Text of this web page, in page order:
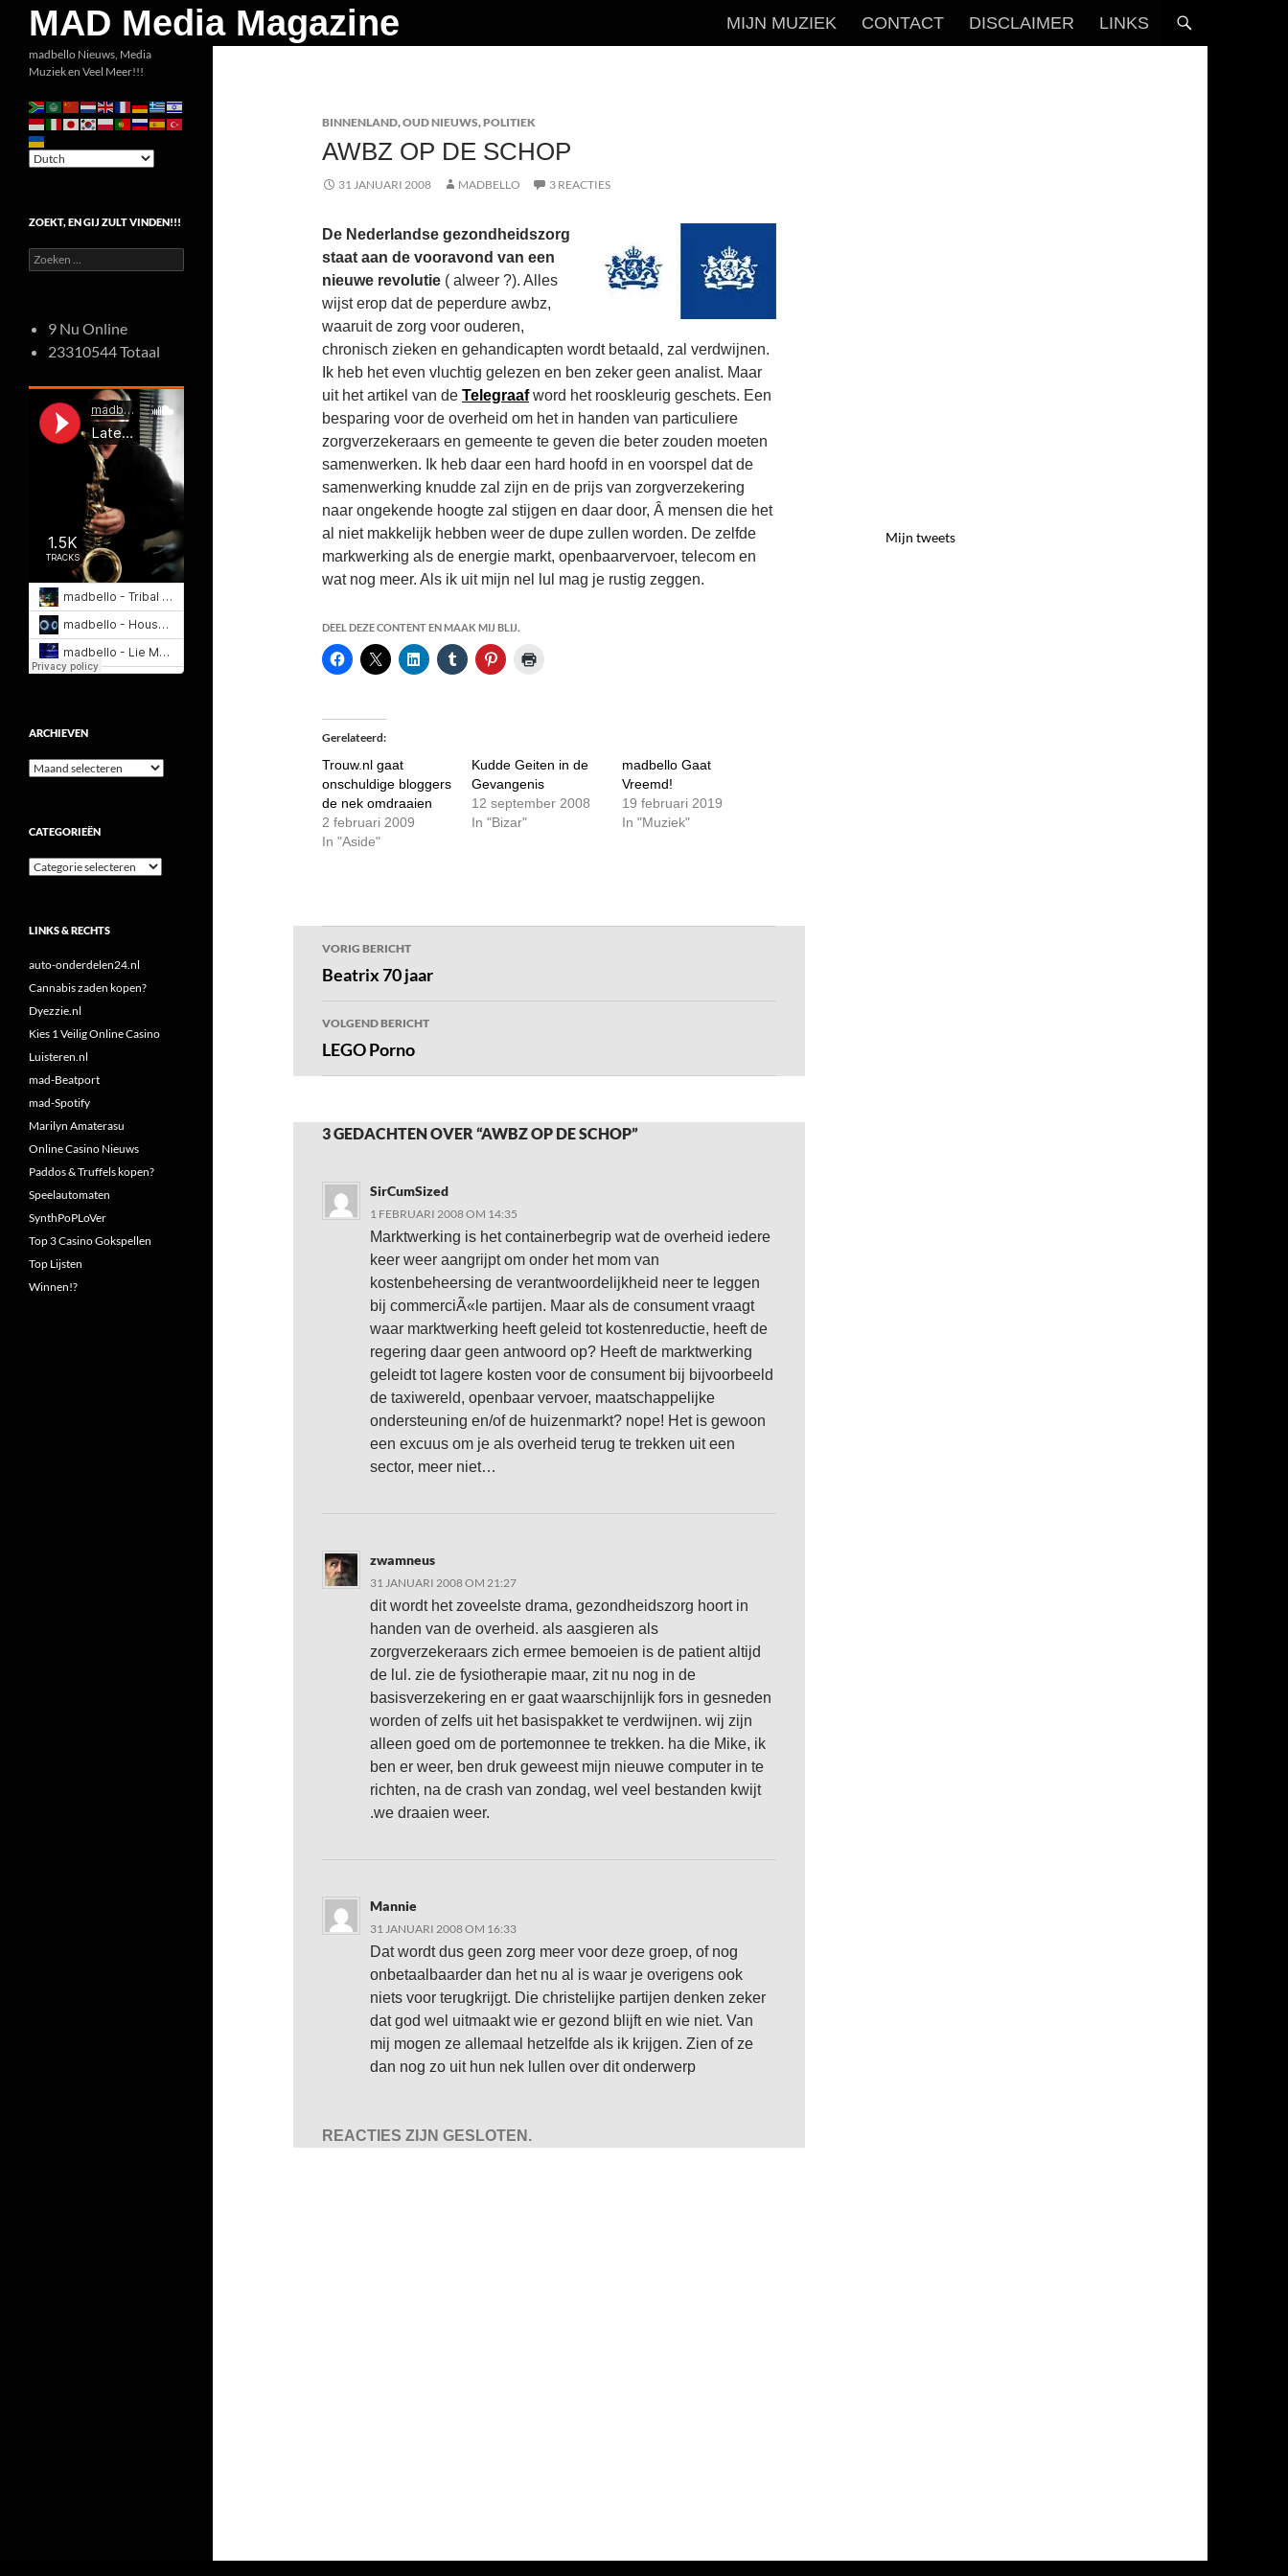
inhoud
MAD Media Magazine
Zoeken
MIJN MUZIEK CONTACT DISCLAIMER LINKS
BINNENLAND,OUD NIEUWS,POLITIEK
AWBZ OP DE SCHOP
31 JANUARI 2008 MADBELLO 3 REACTIES
De Nederlandse gezondheidszorg
staat aan de vooravond van een
nieuwe revolutie ( alweer ?). Alles
wijst erop dat de peperdure awbz,
waaruit de zorg voor ouderen,
chronisch zieken en gehandicapten wordt betaald, zal verdwijnen.
Ik heb het even vluchtig gelezen en ben zeker geen analist. Maar
uit het artikel van de Telegraafword het rooskleurig geschets. Een
besparing voor de overheid om het in handen van particuliere
zorgverzekeraars en gemeente te geven die beter zouden moeten
samenwerken. Ik heb daar een hard hoofd in en voorspel dat de
samenwerking knudde zal zijn en de prijs van zorgverzekering
naar ongekende hoogte zal stijgen en daar door, Â mensen die het
al niet makkelijk hebben weer de dupe zullen worden. De zelfde
markwerking als de energie markt, openbaarvervoer, telecom en
wat nog meer. Als ik uit mijn nel lul mag je rustig zeggen.
DEEL DEZE CONTENT EN MAAK MIJ BLIJ.
Gerelateerd
Trouw.nl gaat
onschuldige bloggers
de nek omdraaien
2 februari 2009
In "Aside"
Kudde Geiten in de
Gevangenis
12 september 2008
In "Bizar"
madbello Gaat
Vreemd!
19 februari 2019
In "Muziek"
Bericht
navigatie
VORIG BERICHT
Beatrix 70 jaar
VOLGEND BERICHT
LEGO Porno
3 GEDACHTEN OVER “AWBZ OP DE SCHOP”
SirCumSized
1 FEBRUARI 2008 OM 14:35
Marktwerking is het containerbegrip wat de overheid iedere
keer weer aangrijpt om onder het mom van
kostenbeheersing de verantwoordelijkheid neer te leggen
bij commerciÃ«le partijen. Maar als de consument vraagt
waar marktwerking heeft geleid tot kostenreductie, heeft de
regering daar geen antwoord op? Heeft de marktwerking
geleidt tot lagere kosten voor de consument bij bijvoorbeeld
de taxiwereld, openbaar vervoer, maatschappelijke
ondersteuning en/of de huizenmarkt? nope! Het is gewoon
een excuus om je als overheid terug te trekken uit een
sector, meer niet…
zwamneus
31 JANUARI 2008 OM 21:27
dit wordt het zoveelste drama, gezondheidszorg hoort in
handen van de overheid. als aasgieren als
zorgverzekeraars zich ermee bemoeien is de patient altijd
de lul. zie de fysiotherapie maar, zit nu nog in de
basisverzekering en er gaat waarschijnlijk fors in gesneden
worden of zelfs uit het basispakket te verdwijnen. wij zijn
alleen goed om de portemonnee te trekken. ha die Mike, ik
ben er weer, ben druk geweest mijn nieuwe computer in te
richten, na de crash van zondag, wel veel bestanden kwijt
.we draaien weer.
Mannie
31 JANUARI 2008 OM 16:33
Dat wordt dus geen zorg meer voor deze groep, of nog
onbetaalbaarder dan het nu al is waar je overigens ook
niets voor terugkrijgt. Die christelijke partijen denken zeker
dat god wel uitmaakt wie er gezond blijft en wie niet. Van
mij mogen ze allemaal hetzelfde als ik krijgen. Zien of ze
dan nog zo uit hun nek lullen over dit onderwerp
REACTIES ZIJN GESLOTEN.
Mijn tweets
madbello Nieuws, Media
Muziek en Veel Meer!!!
ZOEKT, EN GIJ ZULT VINDEN!!!
Zoeken
naar:
9 Nu Online
23310544 Totaal
ARCHIEVEN
Archieven
CATEGORIEËN
Categorieën
LINKS & RECHTS
auto-onderdelen24.nl
Cannabis zaden kopen?
Dyezzie.nl
Kies 1 Veilig Online Casino
Luisteren.nl
mad-Beatport
mad-Spotify
Marilyn Amaterasu
Online Casino Nieuws
Paddos & Truffels kopen?
Speelautomaten
SynthPoPLoVer
Top 3 Casino Gokspellen
Top Lijsten
Winnen!?